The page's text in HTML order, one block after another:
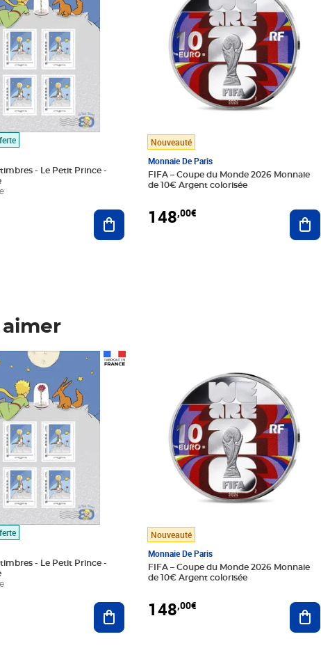
- Le Petit Prince -
Ajouter au panier
Nouveauté
Monnaie De Paris
FIFA – Coupe du Monde 2026 Monnaie
de 10€ Argent colorisée
148,00€
- Le Petit Prince -
Ajouter au panier
Nouveauté
Monnaie De Paris
FIFA – Coupe du Monde 2026 Monnaie
de 10€ Argent colorisée
148,00€